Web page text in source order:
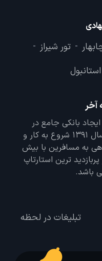
- تور شیراز -
آخر
بانکی جامع در
تمامی زمینه های گردشگری در سال 1391 شروع به کار و
دهی به مسافرین با بیش
ترین استارتاپ
باشد.
تبلیغات در لحظه